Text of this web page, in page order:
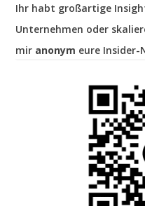
Ihr habt großartige
Unternehmen oder
mir anonym eure Insider-